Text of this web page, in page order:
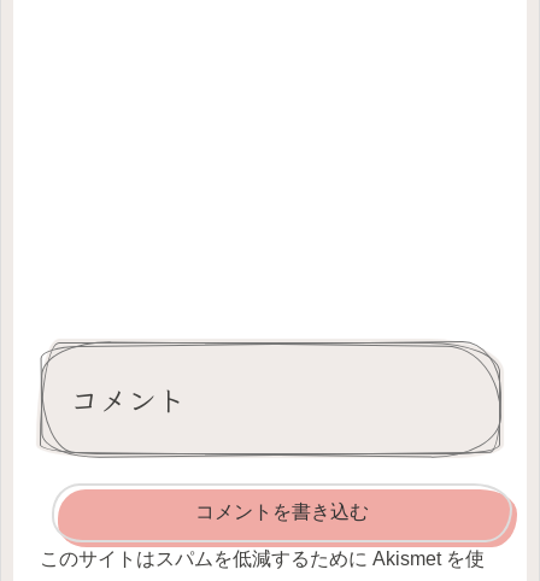
コメント
コメントを書き込む
このサイトはスパムを低減するために Akismet を使